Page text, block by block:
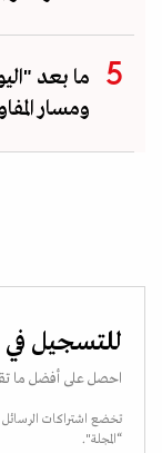
ما بعد
ومسار
للتسجيل في
احصل على أفضل ما
تخضع اشتراكات الرسائل
“المجلة".